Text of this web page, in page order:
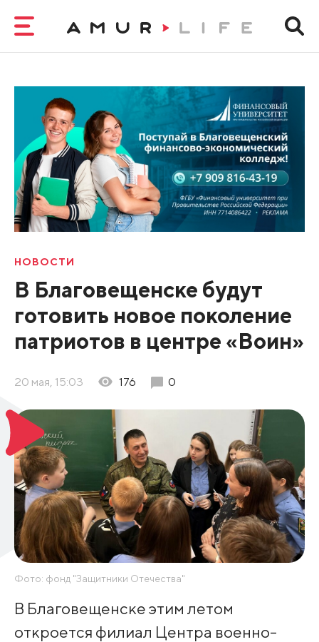
НОВОСТИ
В Благовещенске будут
готовить новое поколение
патриотов в центре «Воин»
20 мая, 15:03 176 0
Фото: фонд "Защитники Отечества"
В Благовещенске этим летом
откроется филиал Центра военно-